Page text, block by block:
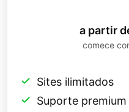
a partir
comece
Sites ilimitados
Suporte premium